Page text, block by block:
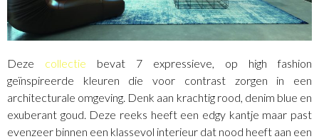
Deze collectie bevat 7 expressieve, op high ­fashion
geïnspireerde kleuren die voor contrast zorgen in een
architecturale omgeving. Denk aan krachtig rood, denim blue en
exuberant goud. Deze reeks heeft een edgy kantje maar past
evenzeer binnen een klassevol interi­eur dat nood heeft aan een